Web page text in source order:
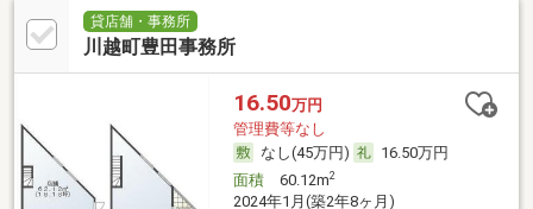
貸店舗・事務所
川越町豊田事務所
16.50万円
管理費等なし
なし(45万円)
16.50万円
面積60.12m2
2024年1月(築2年8ヶ月)